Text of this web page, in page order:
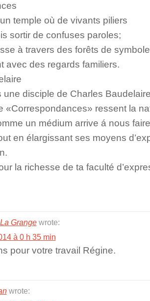
temple où de vivants piliers
sortir de confuses paroles;
à travers des forêts de
avec des regards familiers.
une disciple de Charles
«Correspondances» ressent la
un médium arrive á nous
en élargissant ses moyens
la richesse de ta faculté
Grange wrote:
à 0 h 35 min
pour votre travail Régine.
wrote: